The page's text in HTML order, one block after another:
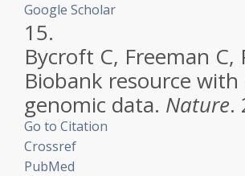
Google Scholar
15.
Bycroft C, Freeman
Biobank resource
genomic data. Nature.
Go to Citation
Crossref
PubMed